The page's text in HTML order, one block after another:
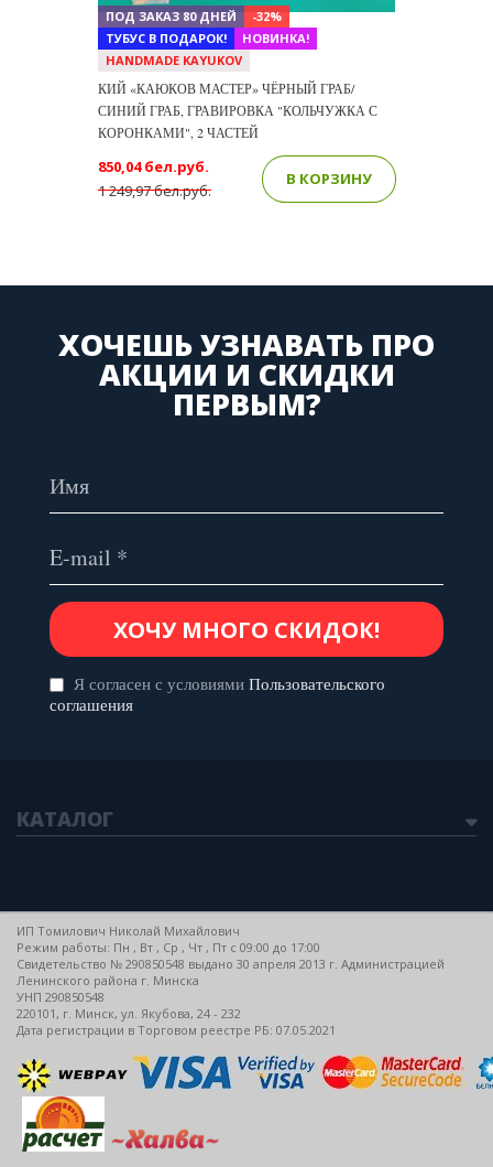
ПОД ЗАКАЗ 80 ДНЕЙ
-32%
ТУБУС В ПОДАРОК!
НОВИНКА!
HANDMADE KAYUKOV
КИЙ «КАЮКОВ МАСТЕР» ЧЁРНЫЙ ГРАБ/
СИНИЙ ГРАБ, ГРАВИРОВКА "КОЛЬЧУЖКА С
КОРОНКАМИ", 2 ЧАСТЕЙ
1 249,97 бел.руб.
850,04 бел.руб.
В КОРЗИНУ
ХОЧЕШЬ УЗНАВАТЬ ПРО
АКЦИИ И СКИДКИ
ПЕРВЫМ?
Я согласен с условиями Пользовательского
соглашения
КАТАЛОГ
ИП Томилович Николай Михайлович
Режим работы: Пн , Вт , Ср , Чт , Пт c 09:00 до 17:00
Свидетельство № 290850548 выдано 30 апреля 2013 г. Администрацией
Ленинского района г. Минска
УНП 290850548
220101, г. Минск, ул. Якубова, 24 - 232
Дата регистрации в Торговом реестре РБ: 07.05.2021